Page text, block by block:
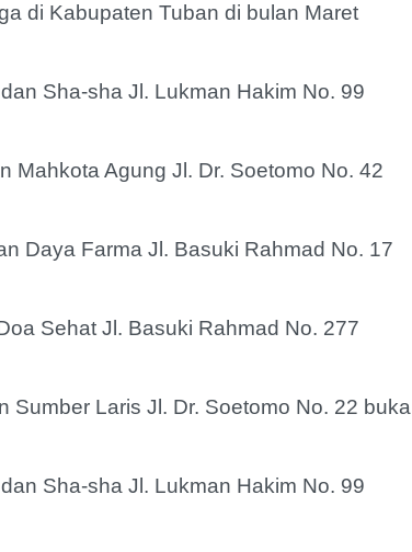
di Kabupaten Tuban di bulan Maret
Sha-sha Jl. Lukman Hakim No. 99
Mahkota Agung Jl. Dr. Soetomo No. 42
Daya Farma Jl. Basuki Rahmad No. 17
Sehat Jl. Basuki Rahmad No. 277
Sumber Laris Jl. Dr. Soetomo No. 22 buka
Sha-sha Jl. Lukman Hakim No. 99